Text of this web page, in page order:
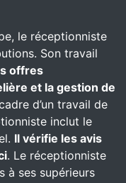
le réceptionniste
Son travail
offres
et la gestion de
d’un travail de
inclut le
Il vérifie les avis
. Le réceptionniste
à ses supérieurs